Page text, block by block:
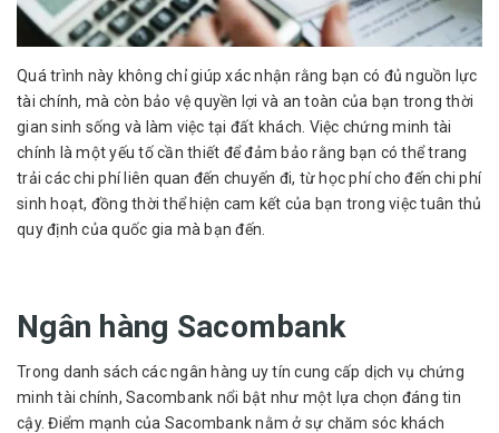
Quá trình này không chỉ giúp xác nhận rằng bạn có đủ nguồn lực
tài chính, mà còn bảo vệ quyền lợi và an toàn của bạn trong thời
gian sinh sống và làm việc tại đất khách. Việc chứng minh tài
chính là một yếu tố cần thiết để đảm bảo rằng bạn có thể trang
trải các chi phí liên quan đến chuyến đi, từ học phí cho đến chi phí
sinh hoạt, đồng thời thể hiện cam kết của bạn trong việc tuân thủ
quy định của quốc gia mà bạn đến.
Ngân hàng Sacombank
Trong danh sách các ngân hàng uy tín cung cấp dịch vụ chứng
minh tài chính, Sacombank nổi bật như một lựa chọn đáng tin
cậy. Điểm mạnh của Sacombank nằm ở sự chăm sóc khách